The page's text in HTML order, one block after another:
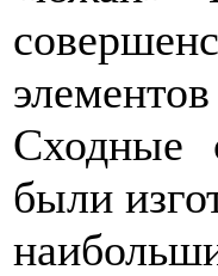
Сходные
были